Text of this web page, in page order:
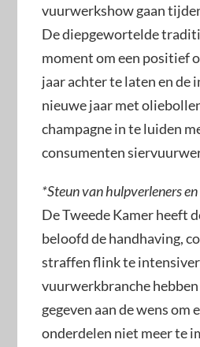
vuurwerkshow gaan
De diepgewortelde
moment om een positief
jaar achter te laten en de
nieuwe jaar met
champagne in te luiden
consumenten
*Steun van hulpverleners
De Tweede Kamer heeft
beloofd de handhaving,
straffen flink te
vuurwerkbranche
gegeven aan de wens om
onderdelen niet meer te